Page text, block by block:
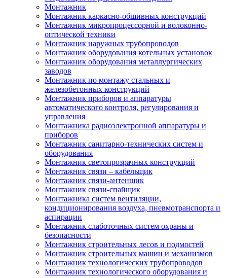
Монтажник
Монтажник каркасно-обшивных конструкций
Монтажник микропроцессорной и волоконно-
оптической техники
Монтажник наружных трубопроводов
Монтажник оборудования котельных установок
Монтажник оборудования металлургических
заводов
Монтажник по монтажу стальных и
железобетонных конструкций
Монтажник приборов и аппаратуры
автоматического контроля, регулирования и
управления
Монтажника радиоэлектронной аппаратуры и
приборов
Монтажник санитарно-технических систем и
оборудования
Монтажник светопрозрачных конструкций
Монтажник связи – кабельщик
Монтажник связи-антенщик
Монтажник связи-спайщик
Монтажника систем вентиляции,
кондиционирования воздуха, пневмотранспорта и
аспирации
Монтажник слаботочных систем охраны и
безопасности
Монтажник строительных лесов и подмостей
Монтажник строительных машин и механизмов
Монтажник технологических трубопроводов
Монтажник технологического оборудования и